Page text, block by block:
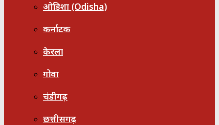
ओडिशा (Odisha)
कर्नाटक
केरला
गोवा
चंडीगढ़
छत्तीसगढ़